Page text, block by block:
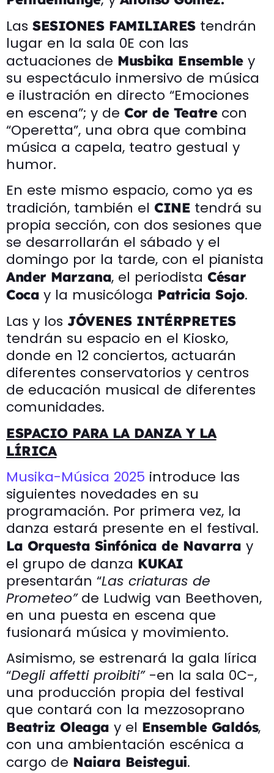
Las SESIONES FAMILIARES tendrán
lugar en la sala 0E con las
actuaciones de Musbika Ensembley
su espectáculo inmersivo de música
e ilustración en directo “Emociones
en escena”; y de Cor de Teatrecon
“Operetta”, una obra que combina
música a capela, teatro gestual y
humor.
En este mismo espacio, como ya es
tradición, también el CINE tendrá su
propia sección, con dos sesiones que
se desarrollarán el sábado y el
domingo por la tarde, con el pianista
Ander Marzana, el periodista César
Coca y la musicóloga Patricia Sojo.
Las y los JÓVENES INTÉRPRETES
tendrán su espacio en el Kiosko,
donde en 12 conciertos, actuarán
diferentes conservatorios y centros
de educación musical de diferentes
comunidades.
ESPACIO PARA LA DANZA Y LA
LÍRICA
Musika-Música 2025 introduce las
siguientes novedades en su
programación. Por primera vez, la
danza estará presente en el festival.
La Orquesta Sinfónica de Navarra y
el grupo de danza KUKAI
presentarán “Las criaturas de
Prometeo”de Ludwig van Beethoven,
en una puesta en escena que
fusionará música y movimiento.
Asimismo, se estrenará la gala lírica
“Degli affetti proibiti” -en la sala 0C-,
una producción propia del festival
que contará con la mezzosoprano
Beatriz Oleaga y el Ensemble Galdós,
con una ambientación escénica a
cargo de Naiara Beistegui.